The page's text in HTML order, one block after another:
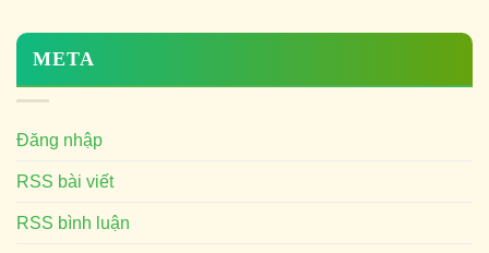
META
Đăng nhập
RSS bài viết
RSS bình luận